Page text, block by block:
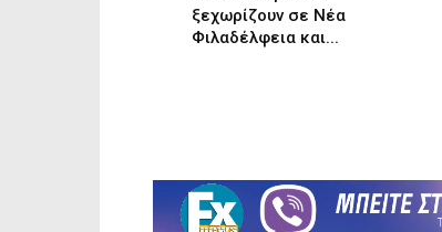
ξεχωρίζουν σε Νέα
Φιλαδέλφεια και...